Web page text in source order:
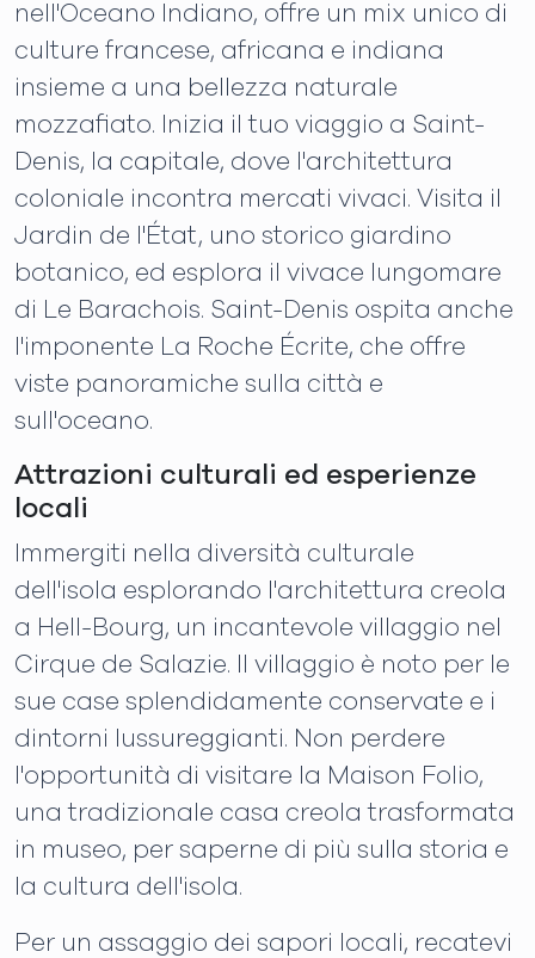
nell'Oceano Indiano, offre un mix unico di
culture francese, africana e indiana
insieme a una bellezza naturale
mozzafiato. Inizia il tuo viaggio a Saint-
Denis, la capitale, dove l'architettura
coloniale incontra mercati vivaci. Visita il
Jardin de l'État, uno storico giardino
botanico, ed esplora il vivace lungomare
di Le Barachois. Saint-Denis ospita anche
l'imponente La Roche Écrite, che offre
viste panoramiche sulla città e
sull'oceano.
Attrazioni culturali ed esperienze
locali
Immergiti nella diversità culturale
dell'isola esplorando l'architettura creola
a Hell-Bourg, un incantevole villaggio nel
Cirque de Salazie. Il villaggio è noto per le
sue case splendidamente conservate e i
dintorni lussureggianti. Non perdere
l'opportunità di visitare la Maison Folio,
una tradizionale casa creola trasformata
in museo, per saperne di più sulla storia e
la cultura dell'isola.
Per un assaggio dei sapori locali, recatevi